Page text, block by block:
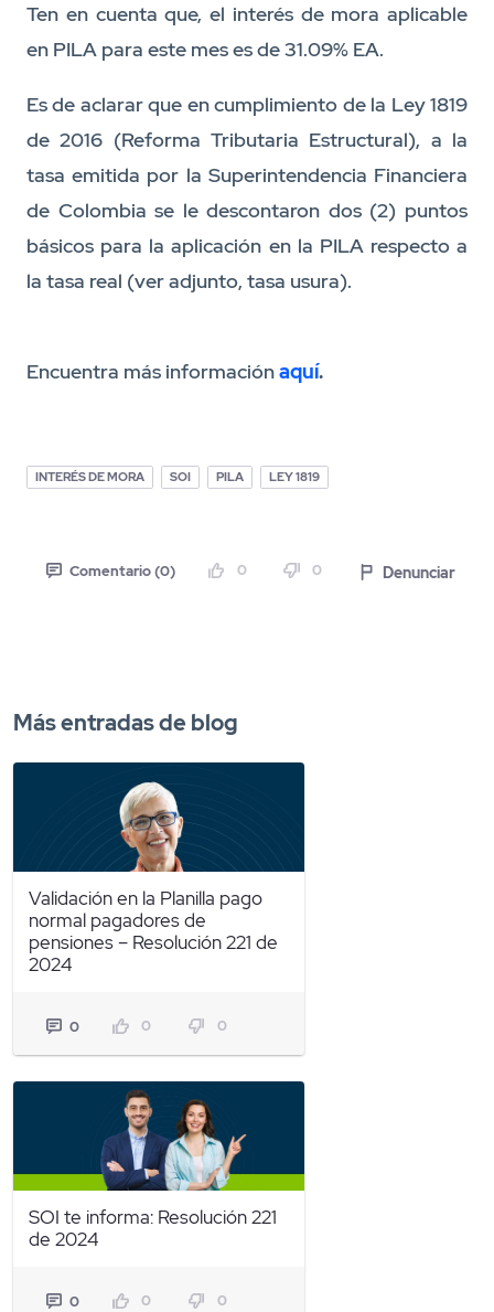
Ten en cuenta que, el interés de mora aplicable
en PILA para este mes es de 31.09% EA.
Es de aclarar que en cumplimiento de la Ley 1819
de 2016 (Reforma Tributaria Estructural), a la
tasa emitida por la Superintendencia Financiera
de Colombia se le descontaron dos (2) puntos
básicos para la aplicación en la PILA respecto a
la tasa real (ver adjunto, tasa usura).
Encuentra más informaciónaquí.
INTERÉS DE MORA SOI PILA LEY 1819
Comentario (0) 0 0 Denunciar
Más entradas de blog
Validación en la Planilla pago
normal pagadores de
pensiones – Resolución 221 de
2024
0 0 0
SOI te informa: Resolución 221
de 2024
0 0 0